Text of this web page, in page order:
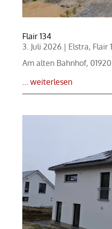
Flair 134
3. Juli 2026| Elstra, Flair
Am alten Bahnhof,
... weiterlesen